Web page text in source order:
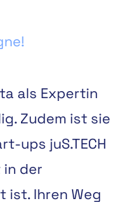
als Expertin
Zudem ist sie
ups juS.TECH
in der
ist. Ihren Weg